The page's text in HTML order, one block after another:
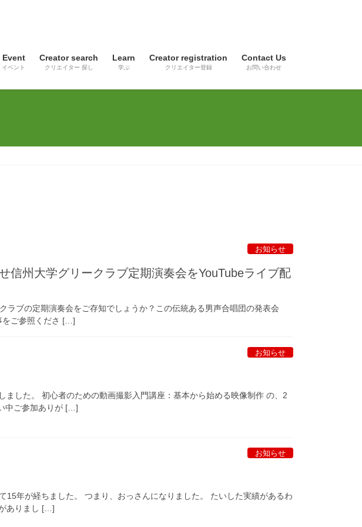
Event
イベント
Creator search
クリエイター 探し
Learn
学ぶ
Creator registration
クリエイター登録
Contact Us
お問い合わせ
お知らせ
信州大学グリークラブ定期演奏会をYouTubeライブ配
ブの定期演奏会をご存知でしょうか？この伝統ある男声合唱団の発表会
をご参照くださ […]
お知らせ
した。 初心者のための動画撮影入門講座：基本から始める映像制作 の、2
中ご参加ありが […]
お知らせ
年が経ちました。 つまり、おっさんになりました。 たいした実績があるわ
ありまし […]